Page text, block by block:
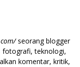
seorang blogger
fotografi, teknologi,
komentar, kritik,